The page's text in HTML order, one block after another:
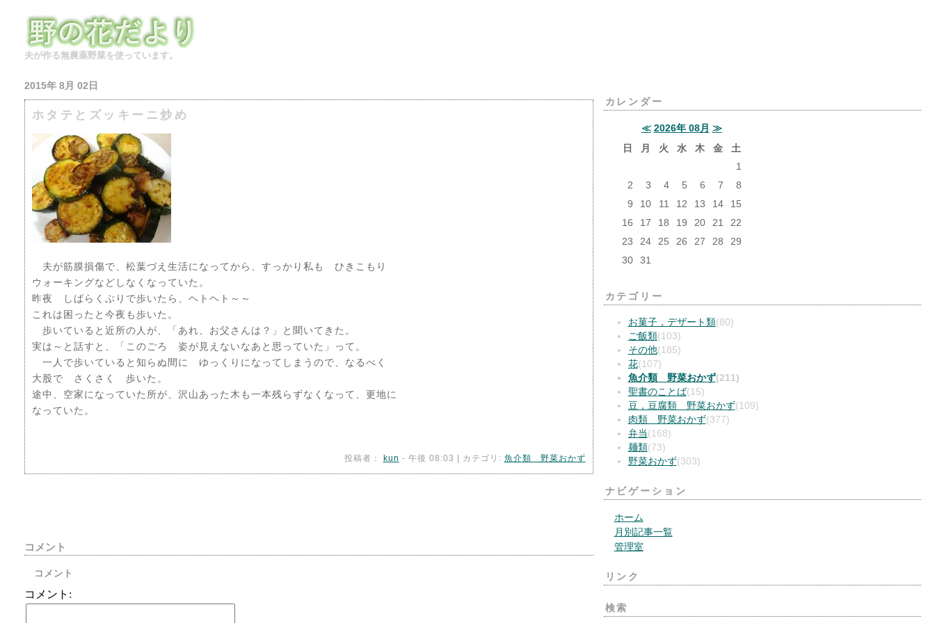
夫が作る無農薬野菜を使っています。
2015年 8月 02日
ホタテとズッキーニ炒め
夫が筋膜損傷で、松葉づえ生活になってから、すっかり私も ひきこもり
ウォーキングなどしなくなっていた。
昨夜 しばらくぶりで歩いたら、ヘトヘト～～
これは困ったと今夜も歩いた。
歩いていると近所の人が、「あれ、お父さんは？」と聞いてきた。
実は～と話すと、「このごろ 姿が見えないなあと思っていた」って。
一人で歩いていると知らぬ間に ゆっくりになってしまうので、なるべく
大股で さくさく 歩いた。
途中、空家になっていた所が、沢山あった木も一本残らずなくなって、更地に
なっていた。
投稿者： kun - 午後 08:03 | カテゴリ: 魚介類 野菜おかず
コメント
コメント
コメント:
カレンダー
≪ 2026年 08月 ≫
日
月 火 水 木 金
土
1
2
3 4 5 6 7
8
9
10 11 12 13 14
15
16
17 18 19 20 21
22
23
24 25 26 27 28
29
30
31
カテゴリー
お菓子，デザート類(80)
ご飯類(103)
その他(185)
花(107)
魚介類 野菜おかず(211)
聖書のことば(15)
豆，豆腐類 野菜おかず(109)
肉類 野菜おかず(377)
弁当 (168)
麺類(73)
野菜おかず(303)
ナビゲーション
ホーム
月別記事一覧
管理室
リンク
検索